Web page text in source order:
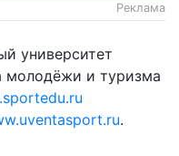
Реклама
университет
молодёжи и туризма
.